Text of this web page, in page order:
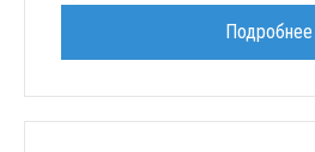
Подробнее